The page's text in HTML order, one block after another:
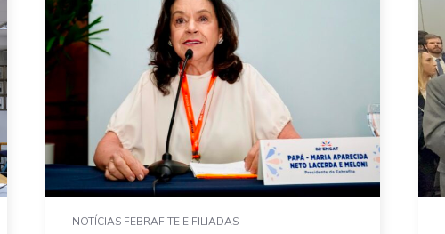
NOTÍCIAS FEBRAFITE E FILIADAS